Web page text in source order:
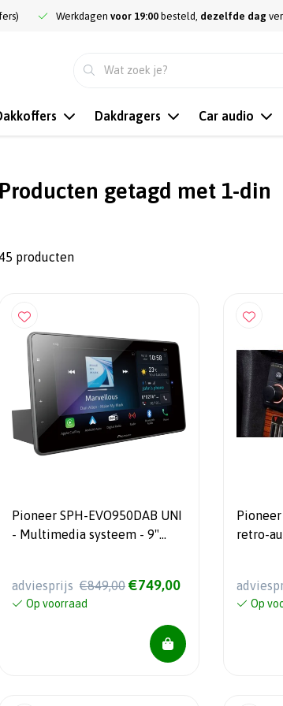
Werkdagen voor 19:00 besteld, dezelfde dag
Dakdragers Car audio
Producten getagd met 1-din
producten
Pioneer SPH-EVO950DAB UNI
- Multimedia systeem - 9"
adviesprijs €849,00 €749,00
Op voorraad
Pioneer
retro-
Op